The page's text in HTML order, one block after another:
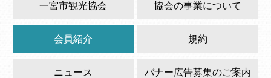
一宮市観光協会 協会の事業について
会員紹介 規約
ニュース バナー広告募集のご案内